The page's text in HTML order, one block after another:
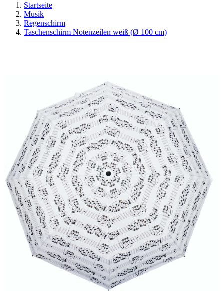
Startseite
Musik
Regenschirm
Taschenschirm Notenzeilen weiß (Ø 100 cm)